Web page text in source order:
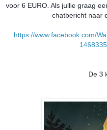
voor 6 EURO. Als jullie graag
chatbericht naar
https://www.facebook.com/
De 3